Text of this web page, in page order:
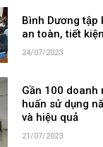
Bình Dương tập
an toàn, tiết
24/07/2023
Gần 100 doanh
huấn sử dụng
và hiệu quả
21/07/2023